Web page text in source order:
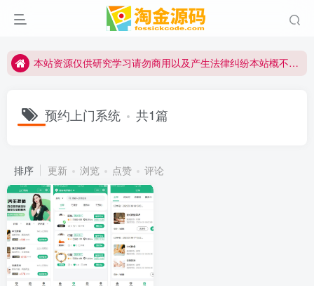
本站资源仅供研究学习请勿商用以及产生法律纠纷本站概不负责！如果侵犯了您的权益请与我们联系
本站资源仅供研究学习请勿商用以及产生法律纠纷本站概不负责！如果侵犯了您的权益请与我们联系
预约上门系统 共1篇
排序 更新 浏览 点赞 评论